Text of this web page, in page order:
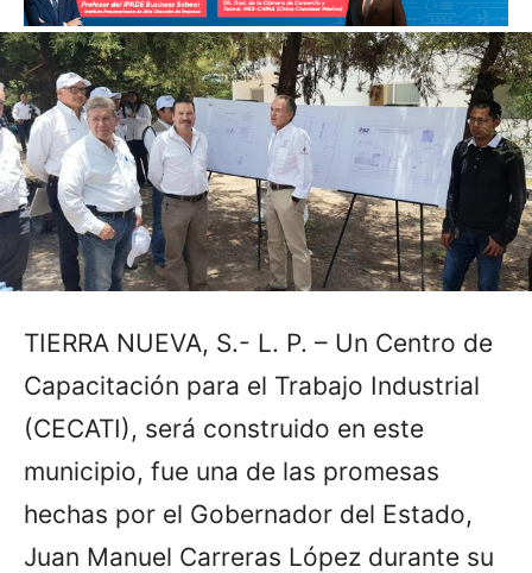
TIERRA NUEVA, S.- L. P. – Un Centro de
Capacitación para el Trabajo Industrial
(CECATI), será construido en este
municipio, fue una de las promesas
hechas por el Gobernador del Estado,
Juan Manuel Carreras López durante su